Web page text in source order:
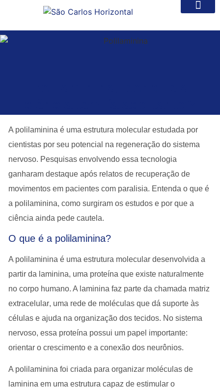
A polilaminina é uma estrutura molecular estudada por
cientistas por seu potencial na regeneração do sistema
nervoso. Pesquisas envolvendo essa tecnologia
ganharam destaque após relatos de recuperação de
movimentos em pacientes com paralisia. Entenda o que é
a polilaminina, como surgiram os estudos e por que a
ciência ainda pede cautela.
O que é a polilaminina?
A polilaminina é uma estrutura molecular desenvolvida a
partir da laminina, uma proteína que existe naturalmente
no corpo humano. A laminina faz parte da chamada matriz
extracelular, uma rede de moléculas que dá suporte às
células e ajuda na organização dos tecidos. No sistema
nervoso, essa proteína possui um papel importante:
orientar o crescimento e a conexão dos neurônios.
A polilaminina foi criada para organizar moléculas de
laminina em uma estrutura capaz de estimular o